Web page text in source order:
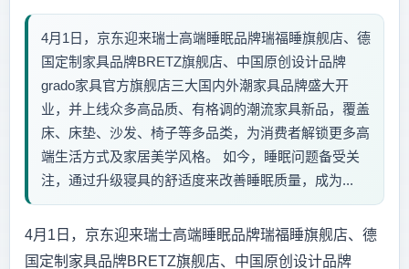
4月1日，京东迎来瑞士高端睡眠品牌瑞福睡旗舰店、德
国定制家具品牌BRETZ旗舰店、中国原创设计品牌
grado家具官方旗舰店三大国内外潮家具品牌盛大开
业，并上线众多高品质、有格调的潮流家具新品，覆盖
床、床垫、沙发、椅子等多品类，为消费者解锁更多高
端生活方式及家居美学风格。 如今，睡眠问题备受关
注，通过升级寝具的舒适度来改善睡眠质量，成为...
4月1日，京东迎来瑞士高端睡眠品牌瑞福睡旗舰店、德
国定制家具品牌BRETZ旗舰店、中国原创设计品牌